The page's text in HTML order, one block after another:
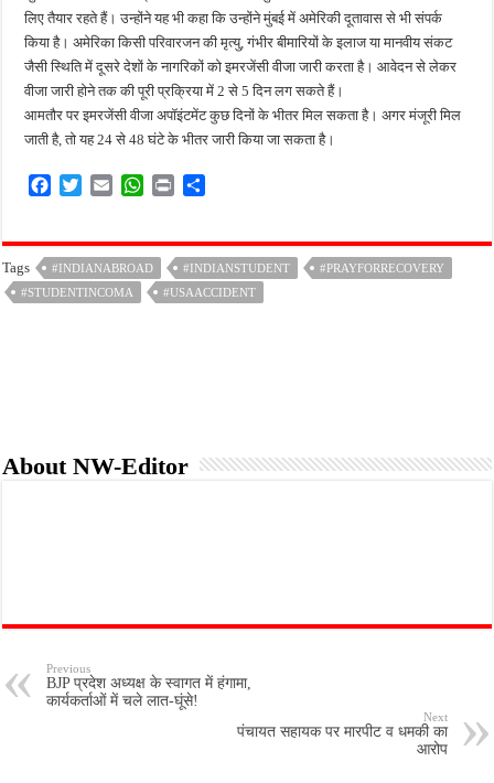
लिए तैयार रहते हैं। उन्होंने यह भी कहा कि उन्होंने मुंबई में अमेरिकी दूतावास से भी संपर्क
किया है। अमेरिका किसी परिवारजन की मृत्यु, गंभीर बीमारियों के इलाज या मानवीय संकट
जैसी स्थिति में दूसरे देशों के नागरिकों को इमरजेंसी वीजा जारी करता है। आवेदन से लेकर
वीजा जारी होने तक की पूरी प्रक्रिया में 2 से 5 दिन लग सकते हैं।
आमतौर पर इमरजेंसी वीजा अपॉइंटमेंट कुछ दिनों के भीतर मिल सकता है। अगर मंजूरी मिल
जाती है, तो यह 24 से 48 घंटे के भीतर जारी किया जा सकता है।
e
b
o
t
t
e
i
l
W
t
s
A
n
t
r
e
Tags #INDIANABROAD #INDIANSTUDENT
#PRAYFORRECOVERY
#STUDENTINCOMA
#USAACCIDENT
About NW-Editor
Previous
BJP प्रदेश अध्यक्ष के स्वागत में हंगामा,
कार्यकर्ताओं में चले लात-घूंसे!
Next
पंचायत सहायक पर मारपीट व धमकी का
आरोप